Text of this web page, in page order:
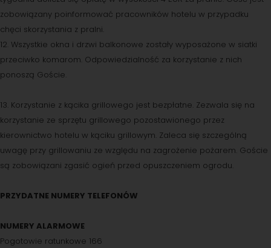
zobowiązany poinformować pracowników hotelu w przypadku
chęci skorzystania z pralni.
12. Wszystkie okna i drzwi balkonowe zostały wyposażone w siatki
przeciwko komarom. Odpowiedzialność za korzystanie z nich
ponoszą Goście.
13. Korzystanie z kącika grillowego jest bezpłatne. Zezwala się na
korzystanie ze sprzętu grillowego pozostawionego przez
kierownictwo hotelu w kąciku grillowym. Zaleca się szczególną
uwagę przy grillowaniu ze względu na zagrożenie pożarem. Goście
są zobowiązani zgasić ogień przed opuszczeniem ogrodu.
PRZYDATNE NUMERY TELEFONÓW
NUMERY ALARMOWE
Pogotowie ratunkowe 166